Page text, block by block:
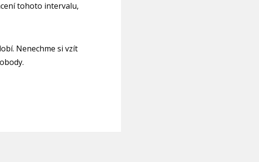
tohoto intervalu,
Nenechme si vzít